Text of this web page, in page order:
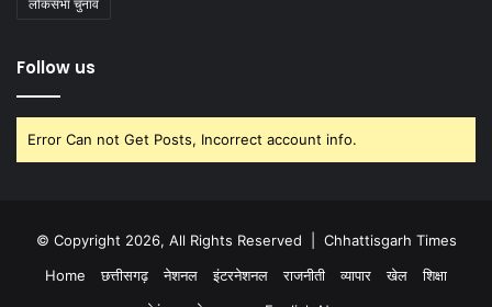
लोकसभा चुनाव
Follow us
Error Can not Get Posts, Incorrect account info.
© Copyright 2026, All Rights Reserved | Chhattisgarh Times
Home
छत्तीसगढ़ नेशनल इंटरनेशनल राजनीती व्यापार खेल
शिक्षा